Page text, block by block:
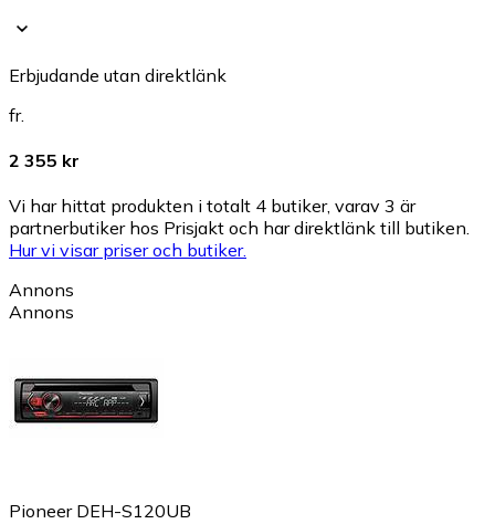
Erbjudande utan direktlänk
fr.
2 355 kr
Vi har hittat produkten i totalt 4 butiker, varav 3 är
partnerbutiker hos Prisjakt och har direktlänk till butiken.
Hur vi visar priser och butiker.
Annons
Annons
Pioneer DEH-S120UB